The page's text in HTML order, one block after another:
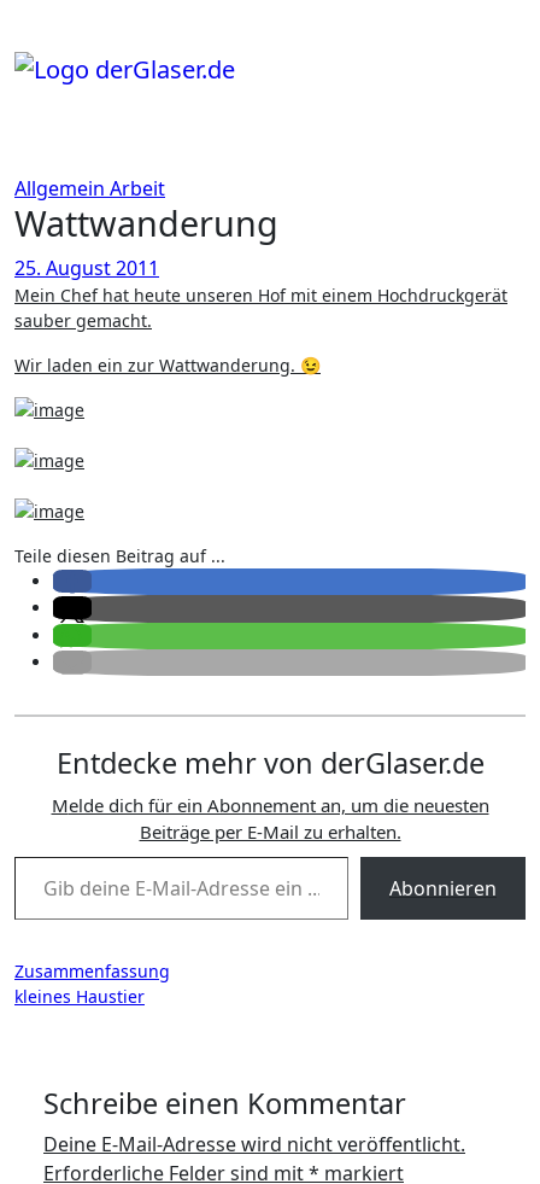
springen
Allgemein Arbeit
Wattwanderung
25. August 2011
Mein Chef hat heute unseren Hof mit einem Hochdruckgerät
sauber gemacht.
Wir laden ein zur Wattwanderung. 😉
Teile diesen Beitrag auf ...
Entdecke mehr von derGlaser.de
Melde dich für ein Abonnement an, um die neuesten
Beiträge per E-Mail zu erhalten.
Gib deine E-Mail-Adresse ein ...
Abonnieren
Beitragsnavigation
Zusammenfassung
kleines Haustier
Schreibe einen Kommentar
Deine E-Mail-Adresse wird nicht veröffentlicht.
Erforderliche Felder sind mit* markiert